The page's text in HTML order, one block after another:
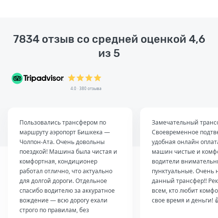
7834 отзыв со средней оценкой 4,6
из 5
4.0 · 380 отзыва
Пользовались трансфером по
маршруту аэропорт Бишкека —
Чолпон-Ата. Очень довольны
поездкой! Машина была чистая и
комфортная, кондиционер
работал отлично, что актуально
для долгой дороги. Отдельное
спасибо водителю за аккуратное
вождение — всю дорогу ехали
строго по правилам, без
Замечательный
Своевременное
удобная онлайн
машин чистые и
водители
пунктуальные. Очень
данный трансфер!!
всем, кто любит
свое время и деньги!